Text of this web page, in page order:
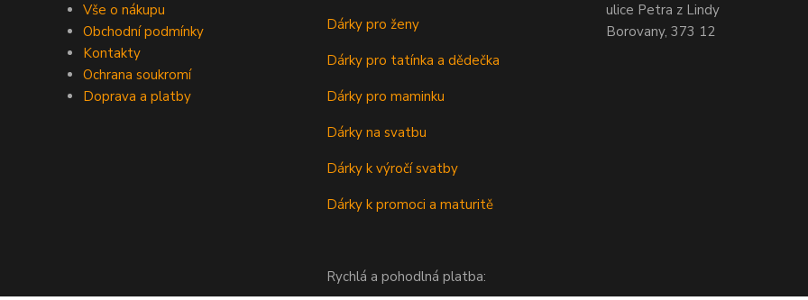
Vše o nákupu
Obchodní podmínky
Kontakty
Ochrana soukromí
Doprava a platby
Dárky pro ženy
Dárky pro tatínka a dědečka
Dárky pro maminku
Dárky na svatbu
Dárky k výročí svatby
Dárky k promoci a maturitě
Rychlá a pohodlná platba:
ulice Petra z Lindy
Borovany, 373 12